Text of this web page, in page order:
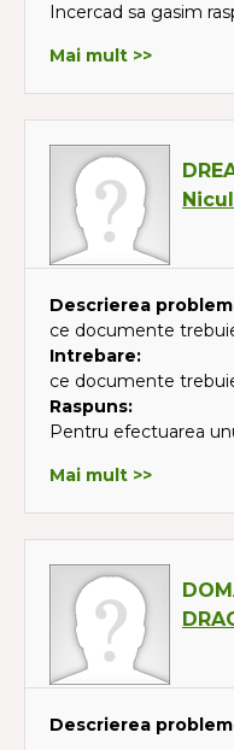
Incercad sa gasim
Mai mult >>
Descrierea
ce documente
Intrebare:
ce documente
Raspuns:
Pentru efectuarea
Mai mult >>
Descrierea